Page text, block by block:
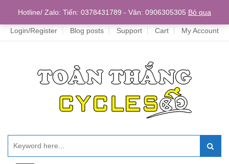
Home
Login/Register Blog posts Support Cart My Account
Hotline/ Zalo: Tiến: 0378431789 - Vân: 0906305305 Bỏ qua